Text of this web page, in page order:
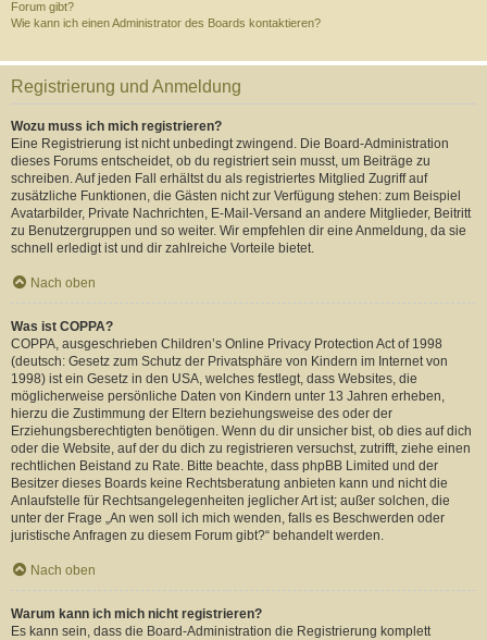
Forum gibt?
Wie kann ich einen Administrator des Boards kontaktieren?
Registrierung und Anmeldung
Wozu muss ich mich registrieren?
Eine Registrierung ist nicht unbedingt zwingend. Die Board-Administration
dieses Forums entscheidet, ob du registriert sein musst, um Beiträge zu
schreiben. Auf jeden Fall erhältst du als registriertes Mitglied Zugriff auf
zusätzliche Funktionen, die Gästen nicht zur Verfügung stehen: zum Beispiel
Avatarbilder, Private Nachrichten, E-Mail-Versand an andere Mitglieder, Beitritt
zu Benutzergruppen und so weiter. Wir empfehlen dir eine Anmeldung, da sie
schnell erledigt ist und dir zahlreiche Vorteile bietet.
Nach oben
Was ist COPPA?
COPPA, ausgeschrieben Children’s Online Privacy Protection Act of 1998
(deutsch: Gesetz zum Schutz der Privatsphäre von Kindern im Internet von
1998) ist ein Gesetz in den USA, welches festlegt, dass Websites, die
möglicherweise persönliche Daten von Kindern unter 13 Jahren erheben,
hierzu die Zustimmung der Eltern beziehungsweise des oder der
Erziehungsberechtigten benötigen. Wenn du dir unsicher bist, ob dies auf dich
oder die Website, auf der du dich zu registrieren versuchst, zutrifft, ziehe einen
rechtlichen Beistand zu Rate. Bitte beachte, dass phpBB Limited und der
Besitzer dieses Boards keine Rechtsberatung anbieten kann und nicht die
Anlaufstelle für Rechtsangelegenheiten jeglicher Art ist; außer solchen, die
unter der Frage „An wen soll ich mich wenden, falls es Beschwerden oder
juristische Anfragen zu diesem Forum gibt?“ behandelt werden.
Nach oben
Warum kann ich mich nicht registrieren?
Es kann sein, dass die Board-Administration die Registrierung komplett